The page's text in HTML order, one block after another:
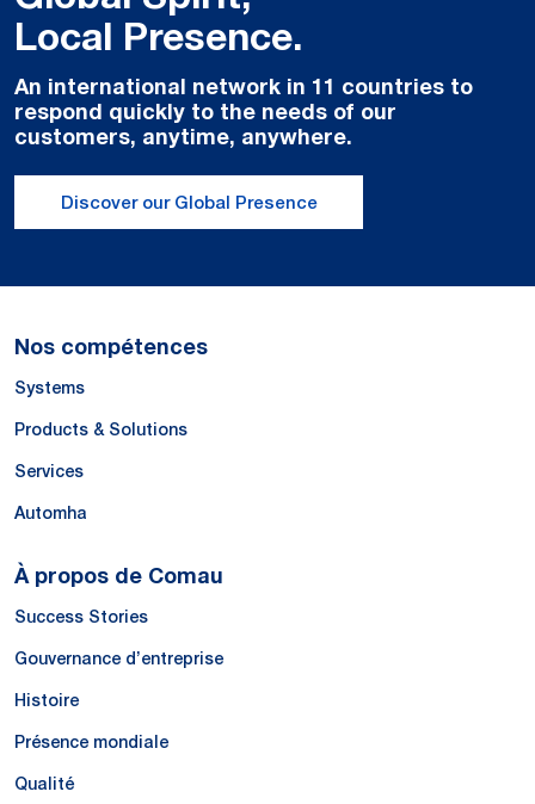
Local Presence.
An international network in 11 countries to
respond quickly to the needs of our
customers, anytime, anywhere.
Discover our Global Presence
Nos compétences
Systems
Products & Solutions
Services
Automha
À propos de Comau
Success Stories
Gouvernance d’entreprise
Histoire
Présence mondiale
Qualité